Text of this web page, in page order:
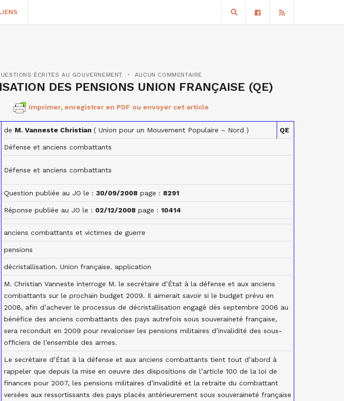
ÉCRITES AU GOUVERNEMENT AUCUN COMMENTAIRE
DES PENSIONS UNION FRANÇAISE (QE)
Imprimer, enregistrer en PDF ou envoyer cet article
de M. Vanneste Christian ( Union pour un Mouvement Populaire – Nord ) QE
Défense et anciens combattants
Défense et anciens combattants
Question publiée au JO le : 30/09/2008 page : 8291
Réponse publiée au JO le : 02/12/2008 page : 10414
anciens combattants et victimes de guerre
pensions
décristallisation. Union française. application
M. Christian Vanneste interroge M. le secrétaire d’État à la défense et aux anciens
combattants sur le prochain budget 2009. Il aimerait savoir si le budget prévu en
2008, afin d’achever le processus de décristallisation engagé dès septembre 2006 au
bénéfice des anciens combattants des pays autrefois sous souveraineté française,
sera reconduit en 2009 pour revaloriser les pensions militaires d’invalidité des sous-
officiers de l’ensemble des armes.
Le secrétaire d’État à la défense et aux anciens combattants tient tout d’abord à
rappeler que depuis la mise en oeuvre des dispositions de l’article 100 de la loi de
finances pour 2007, les pensions militaires d’invalidité et la retraite du combattant
versées aux ressortissants des pays placés antérieurement sous souveraineté française